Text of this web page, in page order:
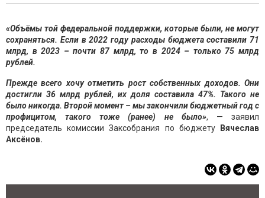
«Объёмы той федеральной поддержки, которые были, не могут
сохраняться. Если в 2022 году расходы бюджета составили 71
млрд, в 2023 – почти 87 млрд, то в 2024 – только 75 млрд
рублей.
Прежде всего хочу отметить рост собственных доходов. Они
достигли 36 млрд рублей, их доля составила 47%. Такого не
было никогда. Второй момент – мы закончили бюджетный год с
профицитом, такого тоже (ранее) не было», — заявил
председатель комиссии Заксобрания по бюджету
Вячеслав
Аксёнов.